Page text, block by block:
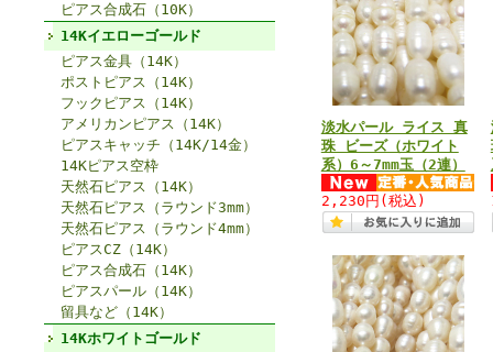
ピアス合成石（10K）
14Kイエローゴールド
ピアス金具（14K）
ポストピアス（14K）
フックピアス（14K）
アメリカンピアス（14K）
ピアスキャッチ（14K/14金）
14Kピアス空枠
天然石ピアス（14K）
天然石ピアス（ラウンド3mm）
天然石ピアス（ラウンド4mm）
ピアスCZ（14K）
ピアス合成石（14K）
ピアスパール（14K）
留具など（14K）
14Kホワイトゴールド
淡水パール ライス 真
珠 ビーズ（ホワイト
系）6～7mm玉（2連）
2,230円 (税込)